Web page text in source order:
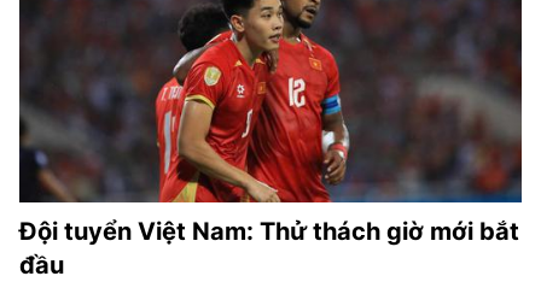
Đội tuyển Việt Nam: Thử thách giờ mới bắt
đầu